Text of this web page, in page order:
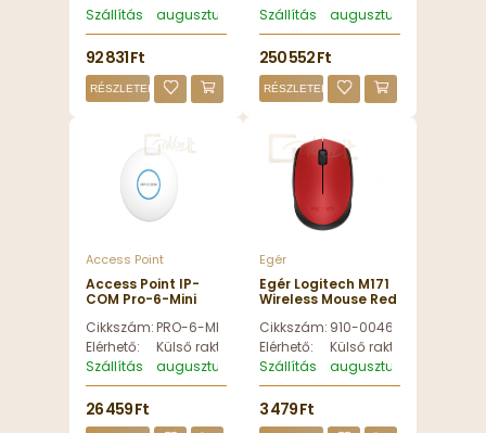
Szállítás
augusztus 13, csütörtök
92 831 Ft
RÉSZLETEK
Szállítás
augusztus 13, csütörtök
250 552 Ft
RÉSZLETEK
Access Point
Access Point IP-
COM Pro-6-Mini
Band Gigabit
Ceiling Access
Point White - PRO-
6-MINI
Cikkszám:PRO-6-MINI
Elérhető:
Külső raktáron
Szállítás
augusztus 13, csütörtök
26 459 Ft
Egér
Egér Logitech M171
Wireless Mouse Red
Cikkszám: 910-004641
Elérhető:
Külső raktáron
Szállítás
augusztus 13, csütörtök
3 479 Ft